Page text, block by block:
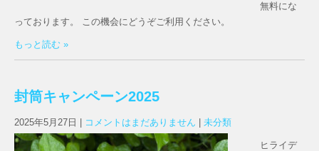
無料にな
っております。 この機会にどうぞご利用ください。
もっと読む »
封筒キャンペーン2025
2025年5月27日 コメントはまだありません 未分類
ヒライデ